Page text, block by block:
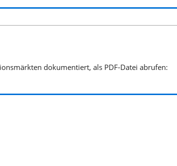
dokumentiert, als PDF-Datei abrufen: